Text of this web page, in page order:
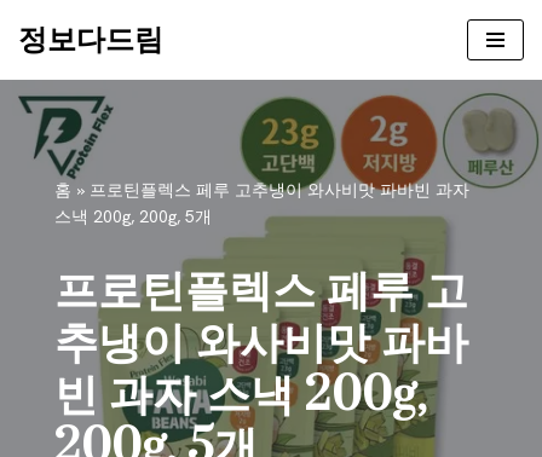
텐
로
정보다드림
홈 » 프로틴플렉스 페루 고추냉이 와사비맛 파바빈 과자
스낵 200g, 200g, 5개
프로틴플렉스 페루 고
추냉이 와사비맛 파바
빈 과자 스낵 200g,